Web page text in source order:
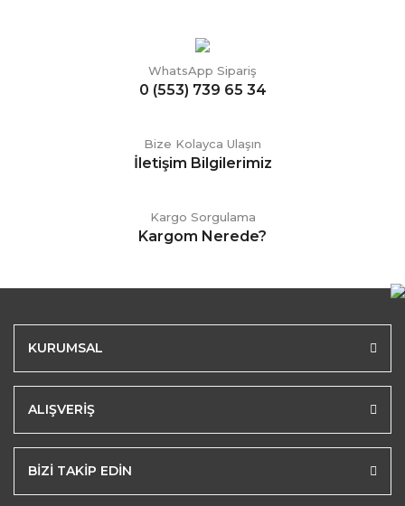
WhatsApp Sipariş
0 (553) 739 65 34
Bize Kolayca Ulaşın
İletişim Bilgilerimiz
Kargo Sorgulama
Kargom Nerede?
KURUMSAL
ALIŞVERİŞ
BİZİ TAKİP EDİN